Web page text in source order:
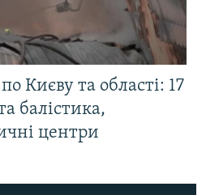
Києву та області: 17
балістика,
центри